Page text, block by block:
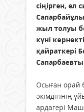
сіңірген,
жыл толуы
күні
қайраткері
Сапарбаевты
Осыған орай
әкімдігінің
ардагері